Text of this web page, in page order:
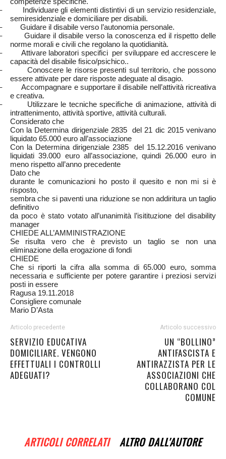
Individuare gli elementi distintivi di un servizio residenziale,
semiresidenziale e domiciliare per disabili.
Guidare il disabile verso l’autonomia personale.
Guidare il disabile verso la conoscenza ed il rispetto delle
norme morali e civili che regolano la quotidianità.
Attivare laboratori specifici per sviluppare ed accrescere le
capacità del disabile fisico/psichico..
Conoscere le risorse presenti sul territorio, che possono
essere attivate per dare risposte adeguate al disagio.
Accompagnare e supportare il disabile nell’attività ricreativa
e creativa.
Utilizzare le tecniche specifiche di animazione, attività di
intrattenimento, attività sportive, attività culturali.
Considerato che
Con la Determina dirigenziale 2835 del 21 dic 2015 venivano
liquidato 65.000 euro all’associazione
Con la Determina dirigenziale 2385 del 15.12.2016 venivano
liquidati 39.000 euro all’associazione, quindi 26.000 euro in
meno rispetto all’anno precedente
Dato che
durante le comunicazioni ho posto il quesito e non mi si è
risposto,
sembra che si paventi una riduzione se non addiritura un taglio
definitivo
da poco è stato votato all’unanimità l’isitituzione del disability
manager
CHIEDE ALL’AMMINISTRAZIONE
Se risulta vero che è previsto un taglio se non una
eliminazione della erogazione di fondi
CHIEDE
Che si riporti la cifra alla somma di 65.000 euro, somma
necessaria e sufficiente per potere garantire i preziosi servizi
posti in essere
Ragusa 19.11.2018
Consigliere comunale
Mario D’Asta
Articolo precedente
SERVIZIO EDUCATIVA
DOMICILIARE. VENGONO
EFFETTUALI I CONTROLLI
ADEGUATI?
Articolo successivo
UN “BOLLINO”
ANTIFASCISTA E
ANTIRAZZISTA PER LE
ASSOCIAZIONI CHE
COLLABORANO COL
COMUNE
ARTICOLI CORRELATI ALTRO DALL'AUTORE